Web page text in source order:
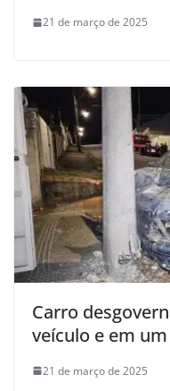
21 de março de 2025
Carro
veículo e em
21 de março de 2025